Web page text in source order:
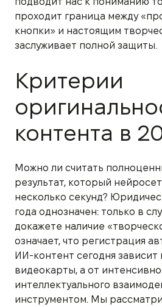
проходит граница между
кнопки» и настоящим
заслуживает полной защиты.
Критерии
контента в
Можно ли считать
результат, который
несколько секунд?
года однозначен: только в
докажете наличие
означает, что регистрация
ИИ-контент сегодня
видеокарты, а от
интеллектуального
инструментом. Мы